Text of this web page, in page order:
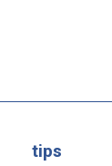
tips